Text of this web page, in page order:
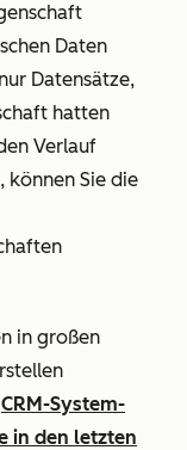
Daten
Datensätze,
hatten
Verlauf
können Sie die
in großen
CRM-System-
in den letzten